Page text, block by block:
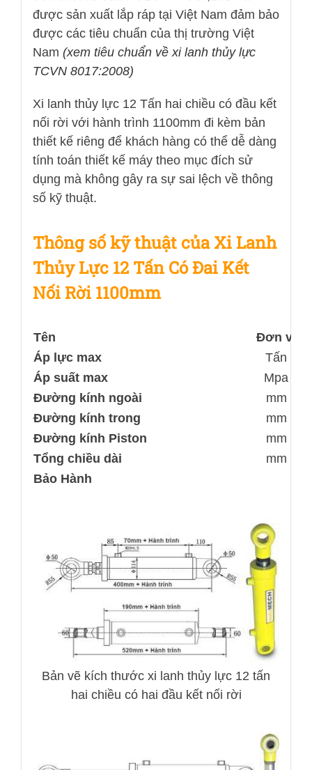
được sản xuất lắp ráp tại Việt Nam đảm bảo
được các tiêu chuẩn của thị trường Việt
Nam (xem tiêu chuẩn về xi lanh thủy lực
TCVN 8017:2008)
Xi lanh thủy lực 12 Tấn hai chiều có đầu kết
nối rời với hành trình 1100mm đi kèm bản
thiết kế riêng để khách hàng có thể dễ dàng
tính toán thiết kế máy theo mục đích sử
dụng mà không gây ra sự sai lệch về thông
số kỹ thuật.
Thông số kỹ thuật của Xi Lanh
Thủy Lực 12 Tấn Có Đai Kết
Nối Rời 1100mm
Tên
Đơn vị
Áp lực max
Tấn
Áp suất max
Mpa
Đường kính ngoài
mm
Đường kính trong
mm
Đường kính Piston
mm
Tổng chiều dài
mm
Bảo Hành
Bản vẽ kích thước xi lanh thủy lực 12 tấn
hai chiều có hai đầu kết nối rời